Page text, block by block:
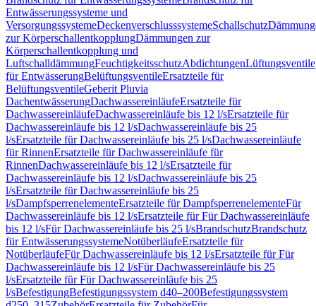
Entwässerungssysteme und
VersorgungssystemeDeckenverschlusssystemeSchallschutz
zur KörperschallentkopplungDämmungen zur
Körperschallentkopplung und
LuftschalldämmungFeuchtigkeitsschutzAbdichtungenLüftungsventile
für EntwässerungBelüftungsventileErsatzteile für
BelüftungsventileGeberit Pluvia
DachentwässerungDachwassereinläufeErsatzteile für
DachwassereinläufeDachwassereinläufe bis 12 l/sErsatzteile für
Dachwassereinläufe bis 12 l/sDachwassereinläufe bis 25
l/sErsatzteile für Dachwassereinläufe bis 25 l/sDachwassereinläufe
für RinnenErsatzteile für Dachwassereinläufe für
RinnenDachwassereinläufe bis 12 l/sErsatzteile für
Dachwassereinläufe bis 12 l/sDachwassereinläufe bis 25
l/sErsatzteile für Dachwassereinläufe bis 25
l/sDampfsperrenelementeErsatzteile für DampfsperrenelementeFür
Dachwassereinläufe bis 12 l/sErsatzteile für Für Dachwassereinläufe
bis 12 l/sFür Dachwassereinläufe bis 25 l/sBrandschutzBrandschutz
für EntwässerungssystemeNotüberläufeErsatzteile für
NotüberläufeFür Dachwassereinläufe bis 12 l/sErsatzteile für Für
Dachwassereinläufe bis 12 l/sFür Dachwassereinläufe bis 25
l/sErsatzteile für Für Dachwassereinläufe bis 25
l/sBefestigungBefestigungssystem d40–200Befestigungssystem